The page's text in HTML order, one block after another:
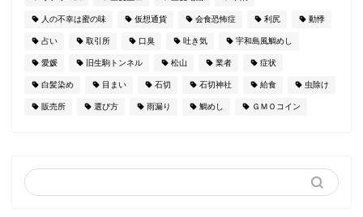
人の不幸は蜜の味 仮想通貨 会食恐怖症 利尻 動悸
占い 取引所 口臭 吐き気 宇和島風鯛めし
愛媛 旧生駒トンネル 松山 業者 症状
白髪染め 目まい 石切 石切神社 給食 虫除け
販売所 選び方 雨漏り 鯛めし ＧＭＯコイン